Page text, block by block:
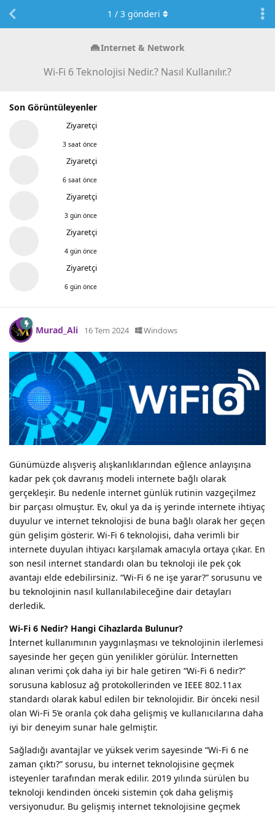
Internet & Network
Wi-Fi 6 Teknolojisi Nedir.? Nasıl Kullanılır.?
Son Görüntüleyenler
Ziyaretçi
3 saat önce
Ziyaretçi
6 saat önce
Ziyaretçi
3 gün önce
Ziyaretçi
4 gün önce
Ziyaretçi
6 gün önce
1 / 3gönderi
Murad_Ali 16 Tem 2024 Windows
Günümüzde alışveriş alışkanlıklarından eğlence anlayışına
kadar pek çok davranış modeli internete bağlı olarak
gerçekleşir. Bu nedenle internet günlük rutinin vazgeçilmez
bir parçası olmuştur. Ev, okul ya da iş yerinde internete ihtiyaç
duyulur ve internet teknolojisi de buna bağlı olarak her geçen
gün gelişim gösterir. Wi-Fi 6 teknolojisi, daha verimli bir
internete duyulan ihtiyacı karşılamak amacıyla ortaya çıkar. En
son nesil internet standardı olan bu teknoloji ile pek çok
avantajı elde edebilirsiniz. “Wi-Fi 6 ne işe yarar?” sorusunu ve
bu teknolojinin nasıl kullanılabileceğine dair detayları
derledik.
Wi-Fi 6 Nedir? Hangi Cihazlarda Bulunur?
İnternet kullanımının yaygınlaşması ve teknolojinin ilerlemesi
sayesinde her geçen gün yenilikler görülür. İnternetten
alınan verimi çok daha iyi bir hale getiren “Wi-Fi 6 nedir?”
sorusuna kablosuz ağ protokollerinden ve IEEE 802.11ax
standardı olarak kabul edilen bir teknolojidir. Bir önceki nesil
olan Wi-Fi 5’e oranla çok daha gelişmiş ve kullanıcılarına daha
iyi bir deneyim sunar hale gelmiştir.
Sağladığı avantajlar ve yüksek verim sayesinde “Wi-Fi 6 ne
zaman çıktı?” sorusu, bu internet teknolojisine geçmek
isteyenler tarafından merak edilir. 2019 yılında sürülen bu
teknoloji kendinden önceki sistemin çok daha gelişmiş
versiyonudur. Bu gelişmiş internet teknolojisine geçmek